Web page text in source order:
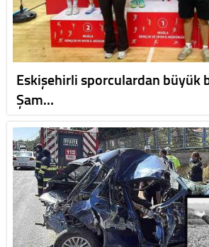
Eskişehirli sporculardan büyük
Şam…